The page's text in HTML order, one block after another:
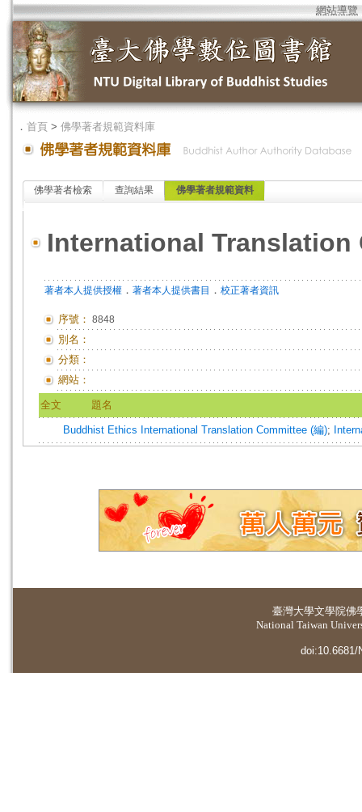
網站導覽
． 首頁 > 佛學著者規範資料庫
佛學著者檢索 查詢結果 佛學著者規範資料
International Translation
著者本人提供授權 ． 著者本人提供書目 ． 校正著者資訊
序號： 8848
別名：
分類：
網站：
全文 題名
Buddhist Ethics International Translation Committee (編);
臺灣大學文學院佛
National Taiwan
doi:10.6681/